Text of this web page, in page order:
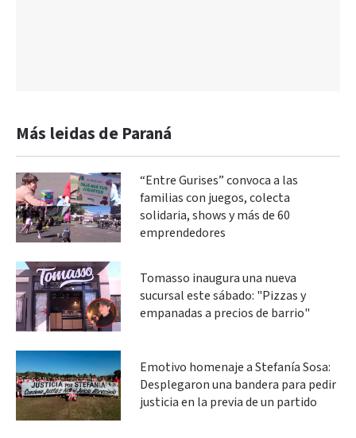
Más leidas de Paraná
“Entre Gurises” convoca a las
familias con juegos, colecta
solidaria, shows y más de 60
emprendedores
Tomasso inaugura una nueva
sucursal este sábado: "Pizzas y
empanadas a precios de barrio"
Emotivo homenaje a Stefanía Sosa:
Desplegaron una bandera para pedir
justicia en la previa de un partido